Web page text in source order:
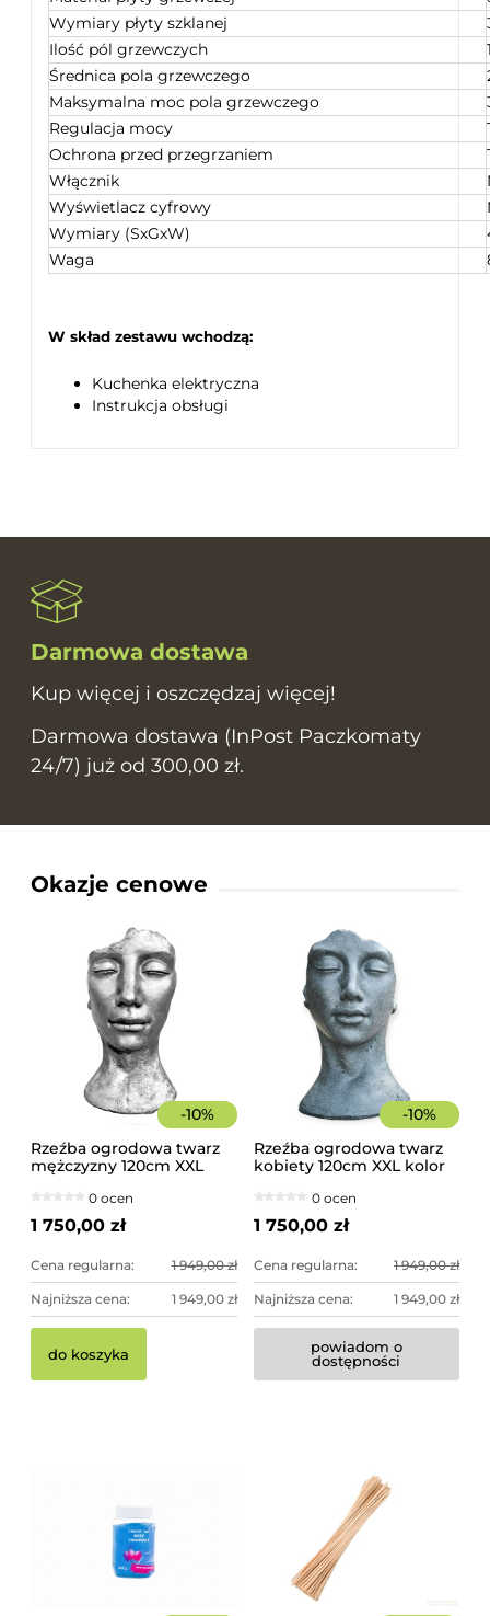
Wymiary płyty szklanej
Ilość pól grzewczych
Średnica pola grzewczego
Maksymalna moc pola grzewczego
Regulacja mocy
Ochrona przed przegrzaniem
Włącznik
Wyświetlacz cyfrowy
Wymiary (SxGxW)
Waga
W skład zestawu wchodzą:
Kuchenka elektryczna
Instrukcja obsługi
Darmowa dostawa
Kup więcej i oszczędzaj więcej!
Darmowa dostawa (InPost Paczkomaty
24/7) już od 300,00 zł.
Okazje cenowe
-10%
Rzeźba ogrodowa twarz
mężczyzny 120cm XXL
imponująca dekoracja
ogrodowa
0 ocen
1 750,00 zł
Cena regularna: 1 949,00 zł
Najniższa cena: 1 949,00 zł
do koszyka
-10%
Rzeźba ogrodowa twarz
kobiety 120cm XXL kolor
- imponująca dekoracja
ogrodowa
0 ocen
1 750,00 zł
Cena regularna: 1 949,00 zł
Najniższa cena: 1 949,00 zł
powiadom o
dostępności